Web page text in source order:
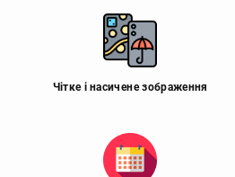
Чітке і насичене зображення